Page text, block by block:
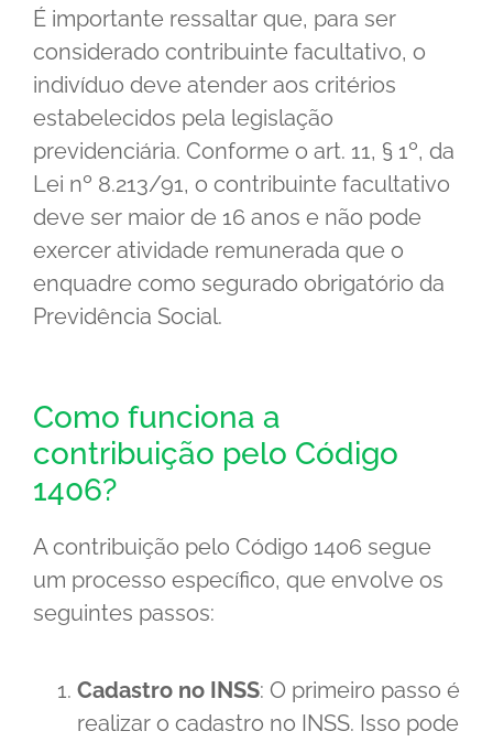
É importante ressaltar que, para ser
considerado contribuinte facultativo, o
indivíduo deve atender aos critérios
estabelecidos pela legislação
previdenciária. Conforme o art. 11, § 1º, da
Lei nº 8.213/91, o contribuinte facultativo
deve ser maior de 16 anos e não pode
exercer atividade remunerada que o
enquadre como segurado obrigatório da
Previdência Social.
Como funciona a
contribuição pelo Código
1406?
A contribuição pelo Código 1406 segue
um processo específico, que envolve os
seguintes passos:
Cadastro no INSS: O primeiro passo é
realizar o cadastro no INSS. Isso pode